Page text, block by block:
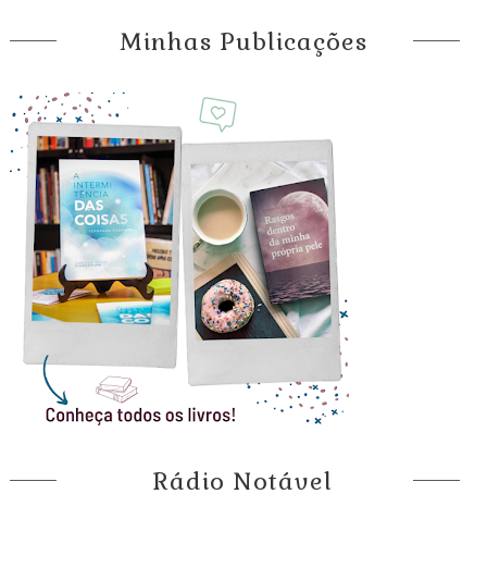
Minhas Publicações
Rádio Notável